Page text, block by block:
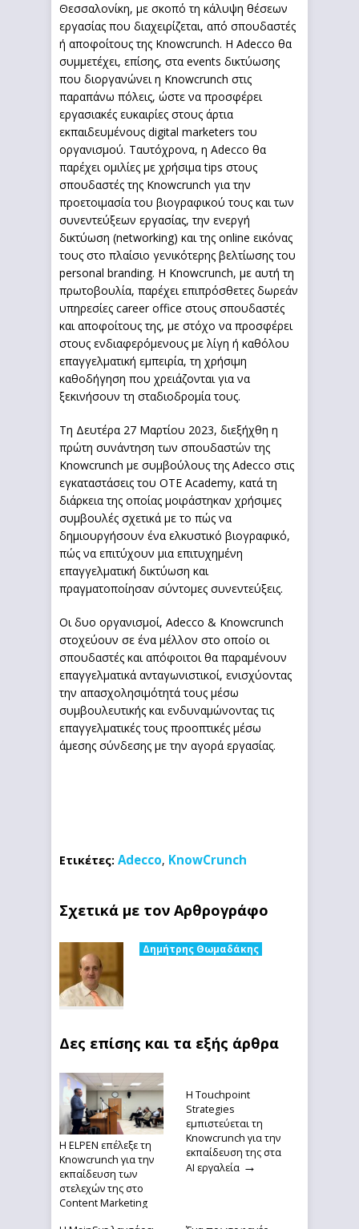
Θεσσαλονίκη, με σκοπό τη κάλυψη θέσεων
εργασίας που διαχειρίζεται, από σπουδαστές
ή αποφοίτους της Knowcrunch. Η Adecco θα
συμμετέχει, επίσης, στα events δικτύωσης
που διοργανώνει η Knowcrunch στις
παραπάνω πόλεις, ώστε να προσφέρει
εργασιακές ευκαιρίες στους άρτια
εκπαιδευμένους digital marketers του
οργανισμού. Ταυτόχρονα, η Adecco θα
παρέχει ομιλίες με χρήσιμα tips στους
σπουδαστές της Knowcrunch για την
προετοιμασία του βιογραφικού τους και των
συνεντεύξεων εργασίας, την ενεργή
δικτύωση (networking) και της online εικόνας
τους στο πλαίσιο γενικότερης βελτίωσης του
personal branding. Η Knowcrunch, με αυτή τη
πρωτοβουλία, παρέχει επιπρόσθετες δωρεάν
υπηρεσίες career office στους σπουδαστές
και αποφοίτους της, με στόχο να προσφέρει
στους ενδιαφερόμενους με λίγη ή καθόλου
επαγγελματική εμπειρία, τη χρήσιμη
καθοδήγηση που χρειάζονται για να
ξεκινήσουν τη σταδιοδρομία τους.
Τη Δευτέρα 27 Μαρτίου 2023, διεξήχθη η
πρώτη συνάντηση των σπουδαστών της
Knowcrunch με συμβούλους της Adecco στις
εγκαταστάσεις του OTE Academy, κατά τη
διάρκεια της οποίας μοιράστηκαν χρήσιμες
συμβουλές σχετικά με το πώς να
δημιουργήσουν ένα ελκυστικό βιογραφικό,
πώς να επιτύχουν μια επιτυχημένη
επαγγελματική δικτύωση και
πραγματοποίησαν σύντομες συνεντεύξεις.
Οι δυο οργανισμοί, Adecco & Knowcrunch
στοχεύουν σε ένα μέλλον στο οποίο οι
σπουδαστές και απόφοιτοι θα παραμένουν
επαγγελματικά ανταγωνιστικοί, ενισχύοντας
την απασχολησιμότητά τους μέσω
συμβουλευτικής και ενδυναμώνοντας τις
επαγγελματικές τους προοπτικές μέσω
άμεσης σύνδεσης με την αγορά εργασίας.
Ετικέτες: Adecco, KnowCrunch
Σχετικά με τον Αρθρογράφο
Δημήτρης Θωμαδάκης
Δες επίσης και τα εξής άρθρα
Η ELPEN επέλεξε τη
Knowcrunch για την
εκπαίδευση των
στελεχών της στο
Content Marketing
Η Touchpoint
Strategies
εμπιστεύεται τη
Knowcrunch για την
εκπαίδευση της στα
ΑΙ εργαλεία →